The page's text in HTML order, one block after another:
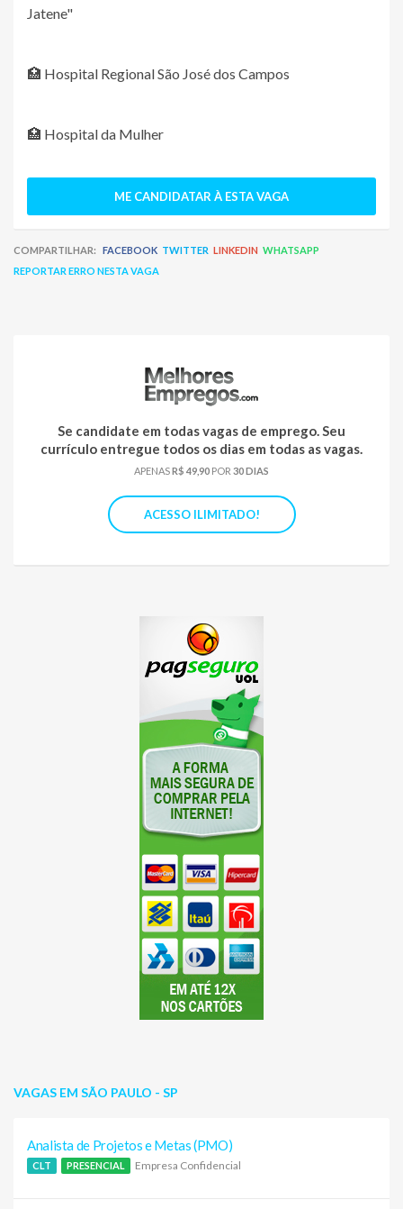
Jatene"
🏥 Hospital Regional São José dos Campos
🏥 Hospital da Mulher
ME CANDIDATAR À ESTA VAGA
COMPARTILHAR: FACEBOOK TWITTER LINKEDIN WHATSAPP
REPORTAR ERRO NESTA VAGA
Se candidate em todas vagas de emprego. Seu
currículo entregue todos os dias em todas as vagas.
APENASR$ 49,90 POR 30 DIAS
ACESSO ILIMITADO!
VAGAS EM SÃO PAULO - SP
Analista de Projetos e Metas (PMO)
CLT PRESENCIAL Empresa Confidencial